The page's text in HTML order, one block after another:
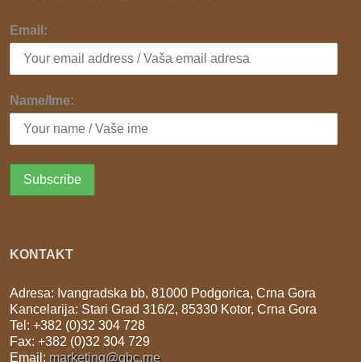
Email:
Name/Ime:
KONTAKT
Adresa: Ivangradska bb, 81000 Podgorica, Crna Gora
Kancelarija: Stari Grad 316/2, 85330 Kotor, Crna Gora
Tel: +382 (0)32 304 728
Fax: +382 (0)32 304 729
Email: marketing@gbc.me